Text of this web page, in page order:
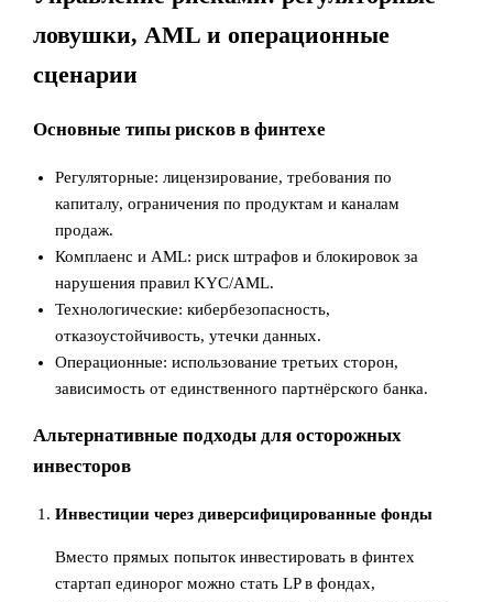
ловушки, AML и операционные
сценарии
Основные типы рисков в финтехе
Регуляторные: лицензирование, требования по
капиталу, ограничения по продуктам и каналам
продаж.
Комплаенс и AML: риск штрафов и блокировок за
нарушения правил KYC/AML.
Технологические: кибербезопасность,
отказоустойчивость, утечки данных.
Операционные: использование третьих сторон,
зависимость от единственного партнёрского банка.
Альтернативные подходы для осторожных
инвесторов
Инвестиции через диверсифицированные фонды
Вместо прямых попыток инвестировать в финтех
стартап единорог можно стать LP в фондах,